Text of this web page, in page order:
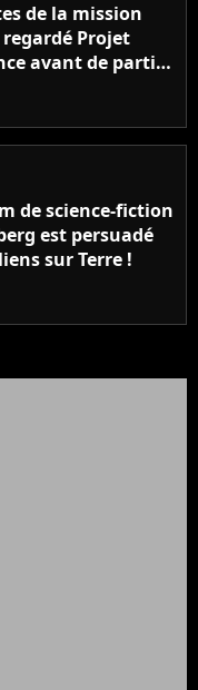
de la mission
Projet
avant de partir
vraiment
de science-fiction
est persuadé
sur Terre !